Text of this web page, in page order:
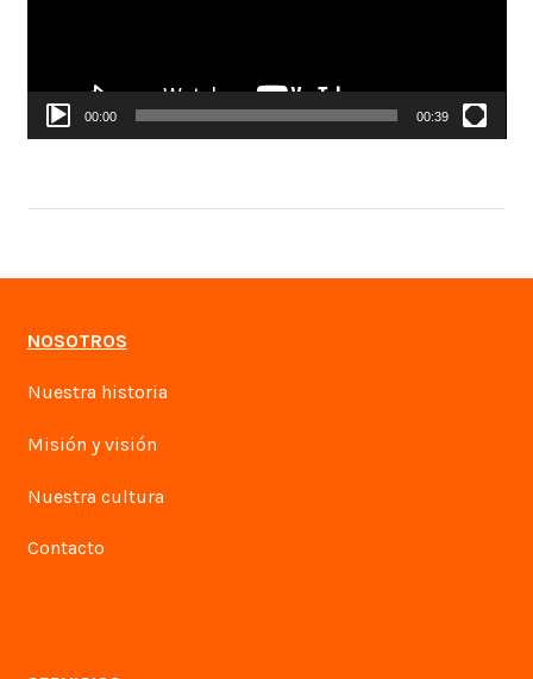
00:00 00:39
NOSOTROS
Nuestra historia
Misión y visión
Nuestra cultura
Contacto